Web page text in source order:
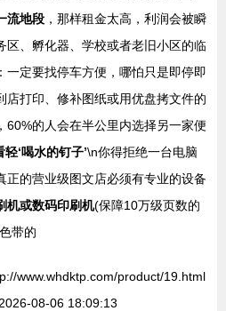
流地段 ，那样租金太高，利润会被瞬
区、孵化器、学校或者老旧小区的临
一定要找停车方便，哪怕只是即停即
店打印、修补图纸或用优盘拷文件的
60%的人会在半公里内选择另一家便
‘喝水的钉子’\n你得拒绝一台电脑
正的营业级图文店必须有专业的设备
机或数码印刷机(保障10万级页数的
带的
www.whdktp.com/product/19.html
08-06 18:09:13